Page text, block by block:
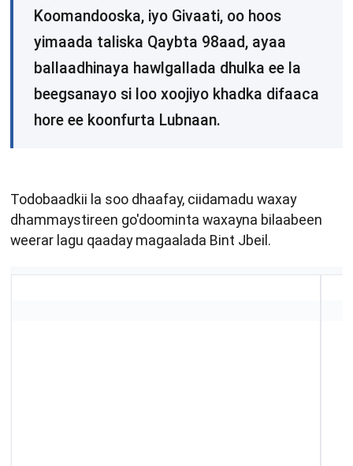
Koomandooska, iyo Givaati, oo hoos
yimaada taliska Qaybta 98aad, ayaa
ballaadhinaya hawlgallada dhulka ee la
beegsanayo si loo xoojiyo khadka difaaca
hore ee koonfurta Lubnaan.
Todobaadkii la soo dhaafay, ciidamadu waxay
dhammaystireen go'doominta waxayna bilaabeen
weerar lagu qaaday magaalada Bint Jbeil.